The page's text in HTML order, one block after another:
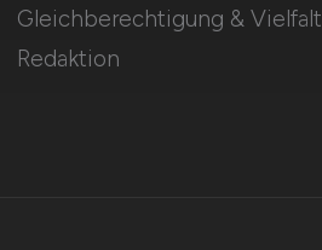
Gleichberechtigung & Vielfalt
Redaktion